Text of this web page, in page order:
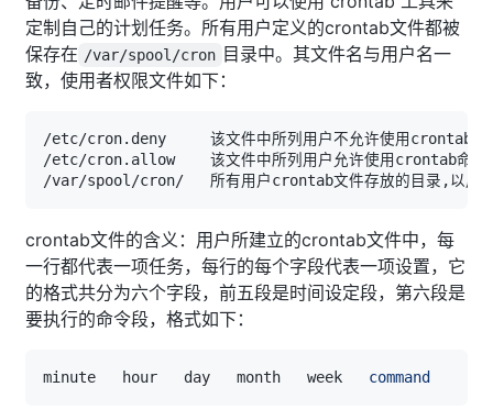
定制自己的计划任务。所有用户定义的crontab文件都被
保存在 /var/spool/cron 目录中。其文件名与用户名一
致，使用者权限文件如下：
crontab文件的含义：用户所建立的crontab文件中，每
一行都代表一项任务，每行的每个字段代表一项设置，它
的格式共分为六个字段，前五段是时间设定段，第六段是
要执行的命令段，格式如下：
minute   hour   day   month   week command